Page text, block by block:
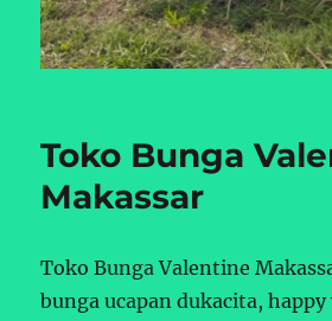
Toko Bunga
Makassar
Toko Bunga Valentine
bunga ucapan dukacita,